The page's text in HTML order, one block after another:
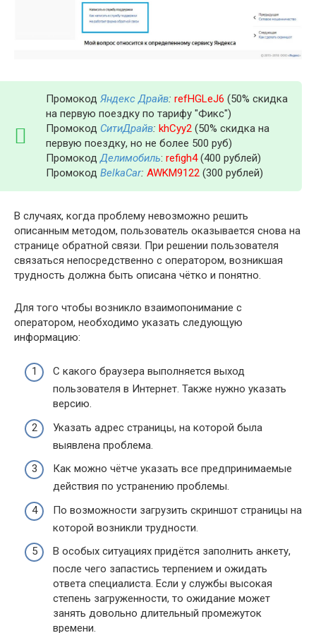
Промокод Яндекс Драйв: refHGLeJ6 (50% скидка
на первую поездку по тарифу "Фикс")
Промокод СитиДрайв: khCyy2 (50% скидка на
первую поездку, но не более 500 руб)
ПромокодДелимобиль: refigh4(400 рублей)
Промокод BelkaCar: AWKM9122 (300 рублей)
В случаях, когда проблему невозможно решить
описанным методом, пользователь оказывается снова на
странице обратной связи. При решении пользователя
связаться непосредственно с оператором, возникшая
трудность должна быть описана чётко и понятно.
Для того чтобы возникло взаимопонимание с
оператором, необходимо указать следующую
информацию:
С какого браузера выполняется выход
пользователя в Интернет. Также нужно указать
версию.
Указать адрес страницы, на которой была
выявлена проблема.
Как можно чётче указать все предпринимаемые
действия по устранению проблемы.
По возможности загрузить скриншот страницы на
которой возникли трудности.
В особых ситуациях придётся заполнить анкету,
после чего запастись терпением и ожидать
ответа специалиста. Если у службы высокая
степень загруженности, то ожидание может
занять довольно длительный промежуток
времени.